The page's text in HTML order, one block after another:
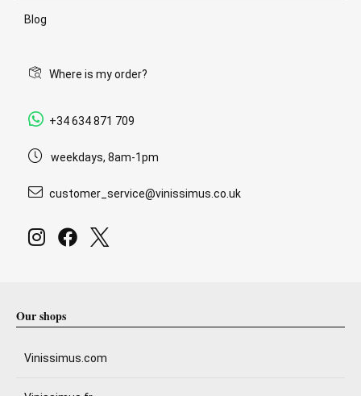
Blog
Where is my order?
+34 634 871 709
weekdays, 8am-1pm
customer_service@vinissimus.co.uk
Our shops
Vinissimus.com